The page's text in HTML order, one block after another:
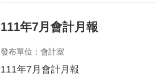
111年7月會計月報
發布單位：會計室
111年7月會計月報